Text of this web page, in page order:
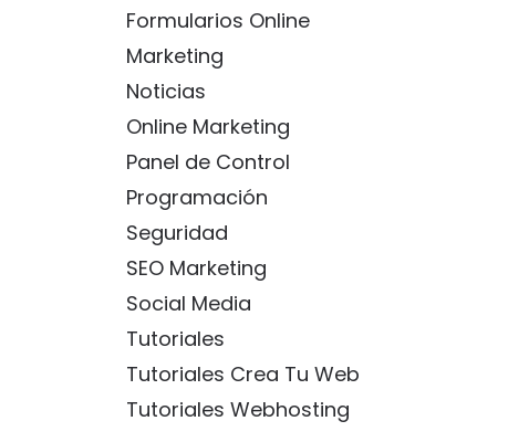
Formularios Online
Marketing
Noticias
Online Marketing
Panel de Control
Programación
Seguridad
SEO Marketing
Social Media
Tutoriales
Tutoriales Crea Tu Web
Tutoriales Webhosting